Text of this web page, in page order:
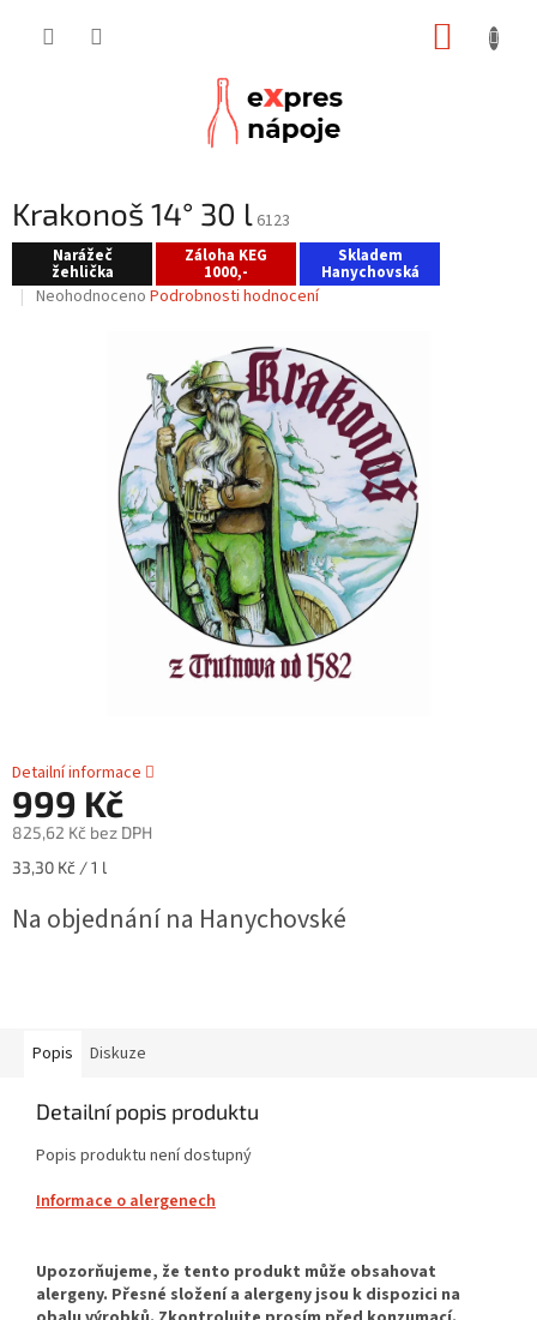
Krakonoš 14° 30 l 6123
Narážeč
žehlička
Záloha KEG
1000,-
Skladem
Hanychovská
Průměrné
Neohodnoceno Podrobnosti hodnocení
Detailní informace
999 Kč
825,62 Kč bez DPH
Měrná
33,30 Kč / 1 l
Na objednání na Hanychovské
Popis Diskuze
Detailní popis produktu
Popis produktu není dostupný
Informace o alergenech